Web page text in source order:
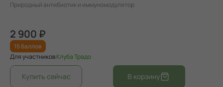
Природный антибиотик и иммуномодулятор
2 900 ₽
15 баллов
Для участниковКлуба Традо